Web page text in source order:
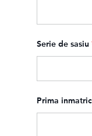
Serie de sasiu
Prima